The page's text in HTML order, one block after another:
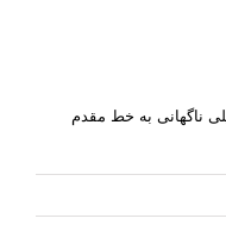
آذربایجان خیلی ناگهانی به خط مقدم